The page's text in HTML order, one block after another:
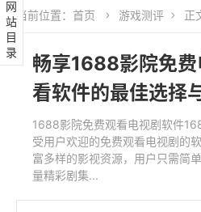
网站目录 当前位置： 首页 游戏测评 正
畅享1688影院免
看软件的最佳选择
1688影院免费观看电视剧软件
受用户欢迎的免费观看电视剧的
富多样的影视资源，用户只需简
量精彩剧集...